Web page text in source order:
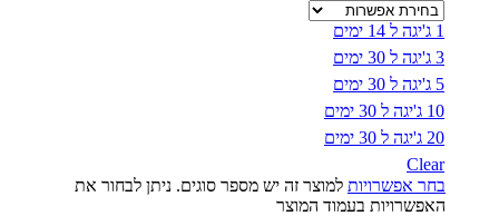
1 ג'יגה ל 14 ימים
3 ג'יגה ל 30 ימים
5 ג'יגה ל 30 ימים
10 ג'יגה ל 30 ימים
20 ג'יגה ל 30 ימים
Clear
בחר אפשרויות למוצר זה יש מספר סוגים. ניתן לבחור את
האפשרויות בעמוד המוצר